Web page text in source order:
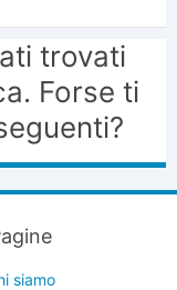
trovati
Forse ti
siamo